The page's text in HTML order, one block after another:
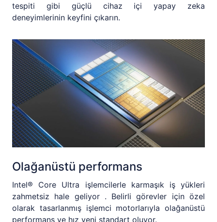
tespiti gibi güçlü cihaz içi yapay zeka
deneyimlerinin keyfini çıkarın.
Olağanüstü performans
Intel® Core Ultra işlemcilerle karmaşık iş yükleri
zahmetsiz hale geliyor . Belirli görevler için özel
olarak tasarlanmış işlemci motorlarıyla olağanüstü
performans ve hız yeni standart oluyor.